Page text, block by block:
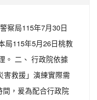
察局115年7月30日
局115年5月26日桃教
。 二、 行政院依據
害救援」演練實際需
，爰為配合行政院